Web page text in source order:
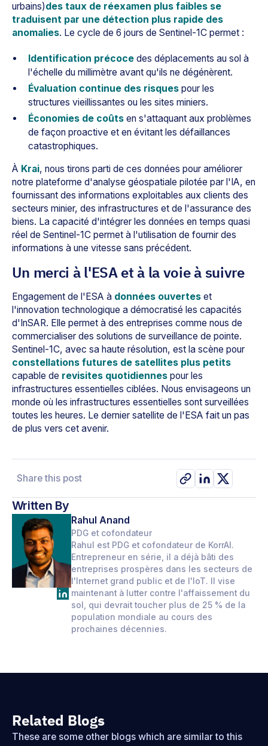
urbains)des taux de réexamen plus faibles se
traduisent par une détection plus rapide des
anomalies. Le cycle de 6 jours de Sentinel-1C permet :
Identification précoce des déplacements au sol à
l'échelle du millimètre avant qu'ils ne dégénèrent.
Évaluation continue des risques pour les
structures vieillissantes ou les sites miniers.
Économies de coûts en s'attaquant aux problèmes
de façon proactive et en évitant les défaillances
catastrophiques.
À Krai, nous tirons parti de ces données pour améliorer
notre plateforme d'analyse géospatiale pilotée par l'IA, en
fournissant des informations exploitables aux clients des
secteurs minier, des infrastructures et de l'assurance des
biens. La capacité d'intégrer les données en temps quasi
réel de Sentinel-1C permet à l'utilisation de fournir des
informations à une vitesse sans précédent.
Un merci à l'ESA et à la voie à suivre
Engagement de l'ESA à données ouverteset
l'innovation technologique a démocratisé les capacités
d'InSAR. Elle permet à des entreprises comme nous de
commercialiser des solutions de surveillance de pointe.
Sentinel-1C, avec sa haute résolution, est la scène pour
constellations futures de satellites plus petits
capable de revisites quotidiennespour les
infrastructures essentielles ciblées. Nous envisageons un
monde où les infrastructures essentielles sont surveillées
toutes les heures. Le dernier satellite de l'ESA fait un pas
de plus vers cet avenir.
Share this post
Written By
Rahul Anand
PDG et cofondateur
Rahul est PDG et cofondateur de KorrAI.
Entrepreneur en série, il a déjà bâti des
entreprises prospères dans les secteurs de
l'Internet grand public et de l'IoT. Il vise
maintenant à lutter contre l'affaissement du
sol, qui devrait toucher plus de 25 % de la
population mondiale au cours des
prochaines décennies.
Related Blogs
These are some other blogs which are similar to this